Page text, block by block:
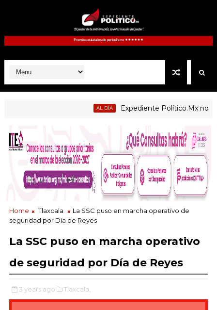
Expediente Político.Mx no 1126
Home Tlaxcala
La SSC puso en marcha operativo de
seguridad por Día de Reyes
La SSC puso en marcha operativo
de seguridad por Día de Reyes
3 years ago Tlaxcala,